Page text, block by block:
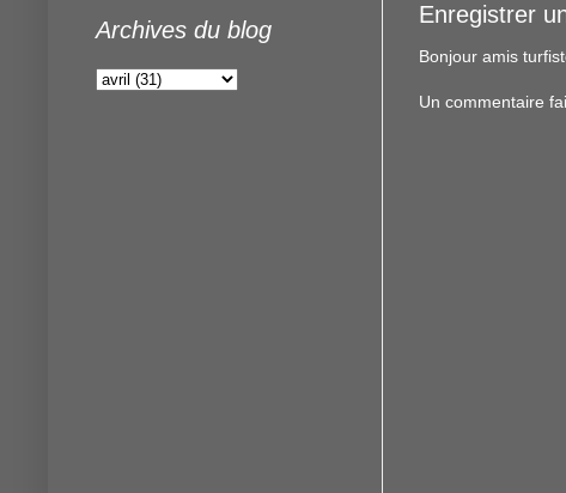
Enregistrer
Bonjour amis
Un commentaire
Archives du blog